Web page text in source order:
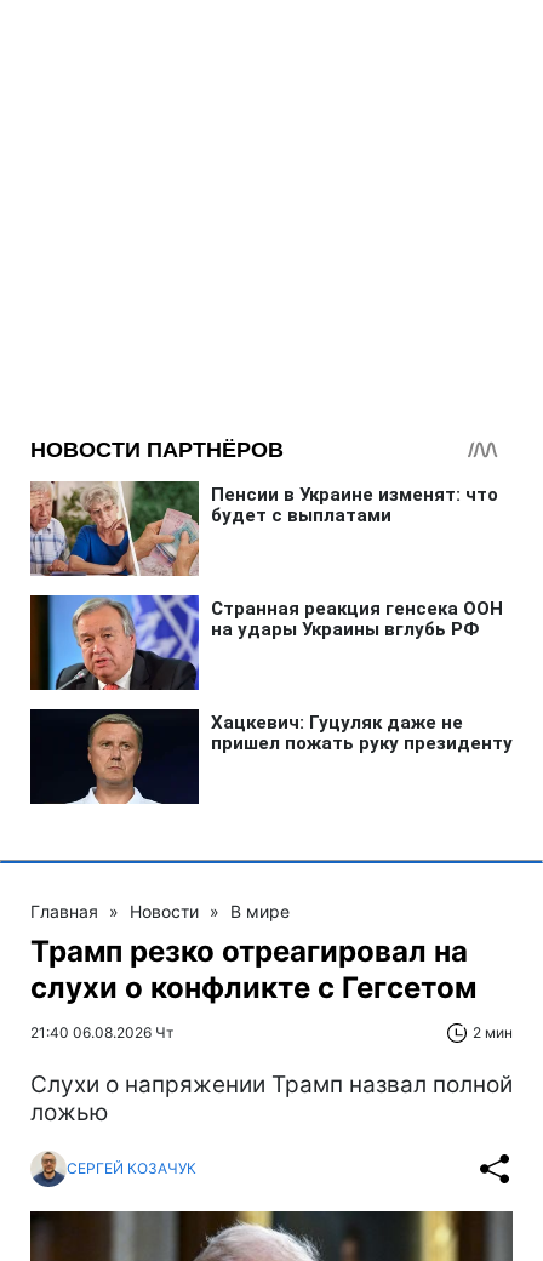
Главная » Новости » В мире
Трамп резко отреагировал на
слухи о конфликте с Гегсетом
21:40 06.08.2026 Чт 2 мин
Слухи о напряжении Трамп назвал полной
ложью
СЕРГЕЙ КОЗАЧУК